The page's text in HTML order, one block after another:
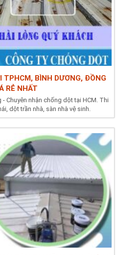
TPHCM, BÌNH DƯƠNG, ĐỒNG
RẺ NHẤT
Chuyên nhận chống dột tại HCM. Thi
dột trần nhà, sàn nhà vệ sinh.